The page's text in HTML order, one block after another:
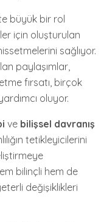
büyük bir rol
için oluşturulan
sağlıyor.
paylaşımlar,
fırsatı, birçok
oluyor.
ve bilişsel davranış
tetikleyicilerini
bilinçli hem de
değişiklikleri